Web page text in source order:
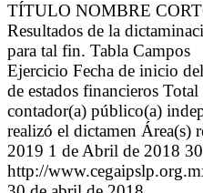
TÍTULO NOMBRE
Resultados de la
para tal fin. Tabla Campos
Ejercicio Fecha de inicio
de estados financieros
contador(a) público(a)
realizó el dictamen Área(s)
2019 1 de Abril de 2018
http://